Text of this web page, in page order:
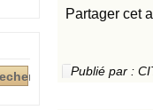
Partager cet
Publié par :